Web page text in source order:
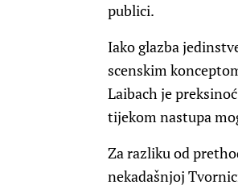
publici.
Iako glazba
scenskim
Laibach je
tijekom nastupa
Za razliku od
nekadašnjoj